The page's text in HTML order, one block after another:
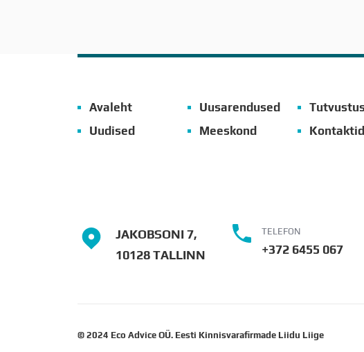
Avaleht Uusarendused
Uudised
Meeskond Kontaktid
JAKOBSONI 7,
10128 TALLINN
TELEFON
+372 6455 067
© 2024 Eco Advice OÜ. Eesti Kinnisvarafirmade Liidu Liige